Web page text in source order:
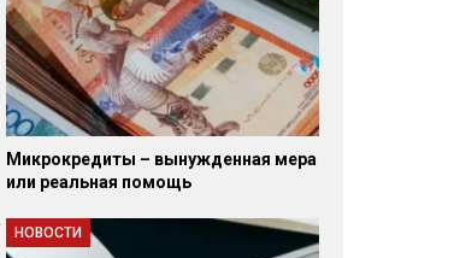
Микрокредиты – вынужденная мера
или реальная помощь
НОВОСТИ